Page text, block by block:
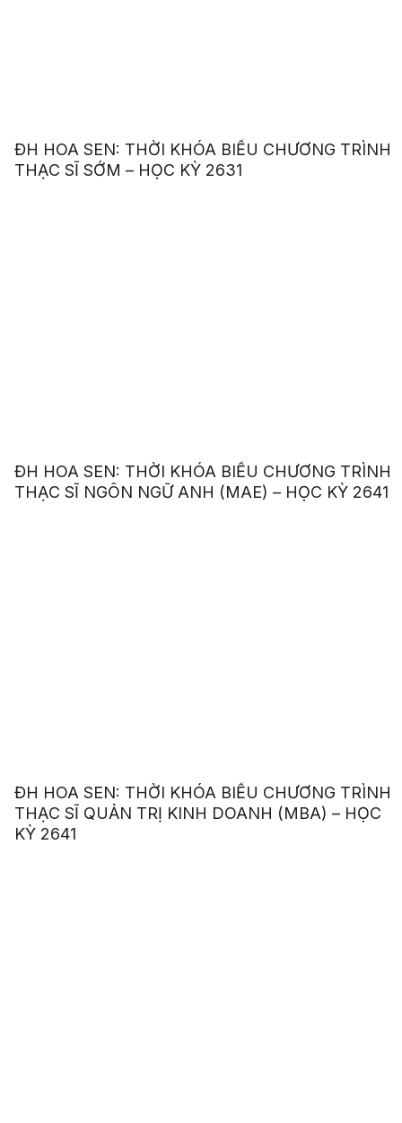
ĐH HOA SEN: THỜI KHÓA BIỂU CHƯƠNG TRÌNH
THẠC SĨ SỚM – HỌC KỲ 2631
ĐH HOA SEN: THỜI KHÓA BIỂU CHƯƠNG TRÌNH
THẠC SĨ NGÔN NGỮ ANH (MAE) – HỌC KỲ 2641
ĐH HOA SEN: THỜI KHÓA BIỂU CHƯƠNG TRÌNH
THẠC SĨ QUẢN TRỊ KINH DOANH (MBA) – HỌC
KỲ 2641